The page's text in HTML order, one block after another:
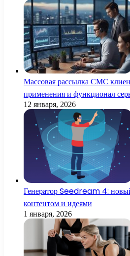
Массовая рассылка СМС
применения и функционал
12 января, 2026
Генератор Seedream 4:
контентом и идеями
1 января, 2026